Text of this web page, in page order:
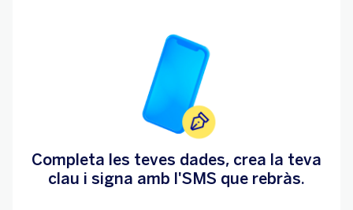
Completa les teves dades, crea la teva
clau i signa amb l'SMS que rebràs.